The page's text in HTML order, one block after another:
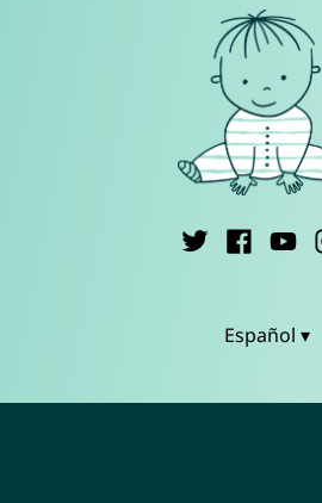
Español ▾